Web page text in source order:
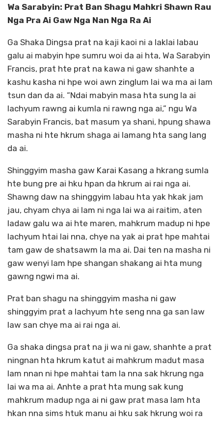
Wa Sarabyin: Prat Ban Shagu Mahkri Shawn Rau
Nga Pra Ai Gaw Nga Nan Nga Ra Ai
Ga Shaka Dingsa prat na kaji kaoi ni a laklai labau
galu ai mabyin hpe sumru woi da ai hta, Wa Sarabyin
Francis, prat hte prat na kawa ni gaw shanhte a
kashu kasha ni hpe woi awn zinglum lai wa ma ai lam
tsun dan da ai. “Ndai mabyin masa hta sung la ai
lachyum rawng ai kumla ni rawng nga ai,” ngu Wa
Sarabyin Francis, bat masum ya shani, hpung shawa
masha ni hte hkrum shaga ai lamang hta sang lang
da ai.
Shinggyim masha gaw Karai Kasang a hkrang sumla
hte bung pre ai hku hpan da hkrum ai rai nga ai.
Shawng daw na shinggyim labau hta yak hkak jam
jau, chyam chya ai lam ni nga lai wa ai raitim, aten
ladaw galu wa ai hte maren, mahkrum madup ni hpe
lachyum htai lai nna, chye na yak ai prat hpe mahtai
tam gaw de shatsawm la ma ai. Dai ten na masha ni
gaw wenyi lam hpe shangan shakang ai hta mung
gawng ngwi ma ai.
Prat ban shagu na shinggyim masha ni gaw
shinggyim prat a lachyum hte seng nna ga san law
law san chye ma ai rai nga ai.
Ga shaka dingsa prat na ji wa ni gaw, shanhte a prat
ningnan hta hkrum katut ai mahkrum madut masa
lam nnan ni hpe mahtai tam la nna sak hkrung nga
lai wa ma ai. Anhte a prat hta mung sak kung
mahkrum madup nga ai ni gaw prat masa lam hta
hkan nna sims htuk manu ai hku sak hkrung woi ra